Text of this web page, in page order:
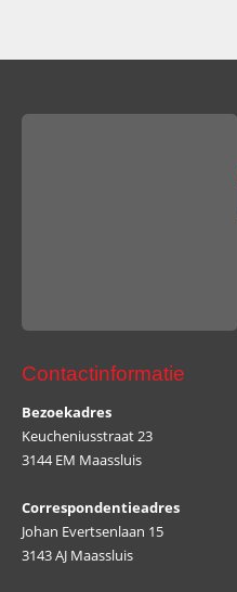
Contactinformatie
Bezoekadres
Keucheniusstraat 23
3144 EM Maassluis
Correspondentieadres
Johan Evertsenlaan 15
3143 AJ Maassluis